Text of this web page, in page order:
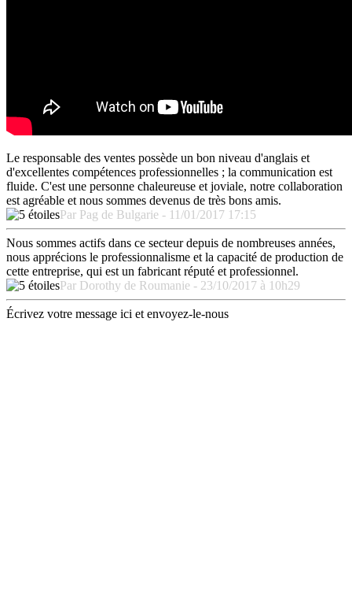
Le responsable des ventes possède un bon niveau d'anglais et
d'excellentes compétences professionnelles ; la communication est
fluide. C'est une personne chaleureuse et joviale, notre collaboration
est agréable et nous sommes devenus de très bons amis.
Par Pag de Bulgarie - 11/01/2017 17:15
Nous sommes actifs dans ce secteur depuis de nombreuses années,
nous apprécions le professionnalisme et la capacité de production de
cette entreprise, qui est un fabricant réputé et professionnel.
Par Dorothy de Roumanie - 23/10/2017 à 10h29
Écrivez votre message ici et envoyez-le-nous